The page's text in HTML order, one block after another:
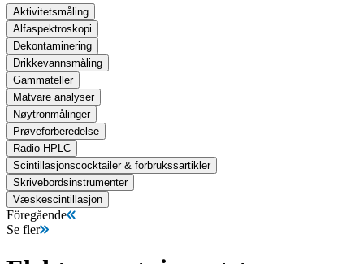
Aktivitetsmåling
Alfaspektroskopi
Dekontaminering
Drikkevannsmåling
Gammateller
Matvare analyser
Nøytronmålinger
Prøveforberedelse
Radio-HPLC
Scintillasjonscocktailer & forbrukssartikler
Skrivebordsinstrumenter
Væskescintillasjon
Föregående
Se fler